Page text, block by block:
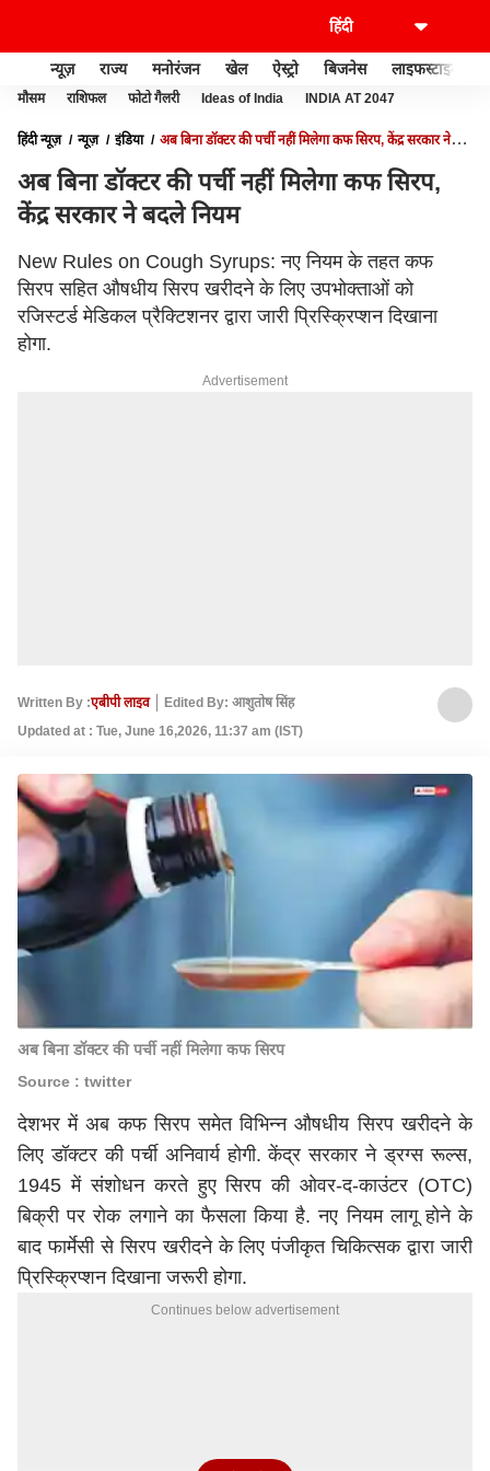
न्यूज़ राज्य मनोरंजन खेल ऐस्ट्रो बिजनेस लाइफस्टाइल
मौसम राशिफल फोटो गैलरी Ideas of India INDIA AT 2047
हिंदी न्यूज़ न्यूज़ इंडिया
अब बिना डॉक्टर की पर्ची नहीं मिलेगा कफ सिरप, केंद्र सरकार ने
अब बिना डॉक्टर की पर्ची नहीं मिलेगा कफ सिरप,
केंद्र सरकार ने बदले नियम
New Rules on Cough Syrups: नए नियम के तहत कफ
सिरप सहित औषधीय सिरप खरीदने के लिए उपभोक्ताओं को
रजिस्टर्ड मेडिकल प्रैक्टिशनर द्वारा जारी प्रिस्क्रिप्शन दिखाना
होगा.
Advertisement
Written By :एबीपी लाइव
Edited By: आशुतोष सिंह
Updated at : Tue, June 16,2026, 11:37 am (IST)
अब बिना डॉक्टर की पर्ची नहीं मिलेगा कफ सिरप
Source : twitter
देशभर में अब कफ सिरप समेत विभिन्न औषधीय सिरप खरीदने के
लिए डॉक्टर की पर्ची अनिवार्य होगी. केंद्र सरकार ने ड्रग्स रूल्स,
1945 में संशोधन करते हुए सिरप की ओवर-द-काउंटर (OTC)
बिक्री पर रोक लगाने का फैसला किया है. नए नियम लागू होने के
बाद फार्मेसी से सिरप खरीदने के लिए पंजीकृत चिकित्सक द्वारा जारी
प्रिस्क्रिप्शन दिखाना जरूरी होगा.
Continues below advertisement